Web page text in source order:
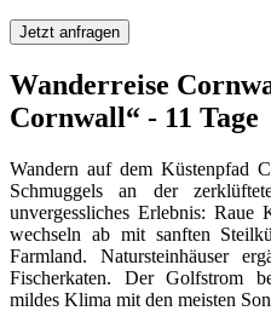
Jetzt anfragen
Wanderreise
Cornwall“ - 11 Tage
Wandern auf dem Küstenpfad
Schmuggels an der
unvergessliches Erlebnis: Raue
wechseln ab mit sanften
Farmland. Natursteinhäuser
Fischerkaten. Der Golfstrom
mildes Klima mit den meisten